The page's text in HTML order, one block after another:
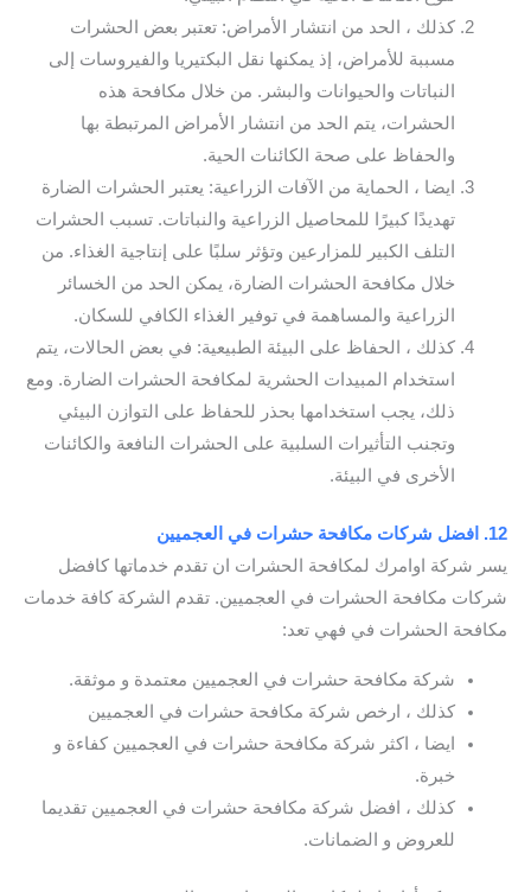
كذلك ، الحد من انتشار الأمراض: تعتبر بعض الحشرات
مسببة للأمراض، إذ يمكنها نقل البكتيريا والفيروسات إلى
النباتات والحيوانات والبشر. من خلال مكافحة هذه
الحشرات، يتم الحد من انتشار الأمراض المرتبطة بها
والحفاظ على صحة الكائنات الحية.
ايضا ، الحماية من الآفات الزراعية: يعتبر الحشرات الضارة
تهديدًا كبيرًا للمحاصيل الزراعية والنباتات. تسبب الحشرات
التلف الكبير للمزارعين وتؤثر سلبًا على إنتاجية الغذاء. من
خلال مكافحة الحشرات الضارة، يمكن الحد من الخسائر
الزراعية والمساهمة في توفير الغذاء الكافي للسكان.
كذلك ، الحفاظ على البيئة الطبيعية: في بعض الحالات، يتم
استخدام المبيدات الحشرية لمكافحة الحشرات الضارة. ومع
ذلك، يجب استخدامها بحذر للحفاظ على التوازن البيئي
وتجنب التأثيرات السلبية على الحشرات النافعة والكائنات
الأخرى في البيئة.
12. افضل شركات مكافحة حشرات في العجميين
يسر شركة اوامرك لمكافحة الحشرات ان تقدم خدماتها كافضل
شركات مكافحة الحشرات في العجميين. تقدم الشركة كافة خدمات
مكافحة الحشرات في فهي تعد:
شركة مكافحة حشرات في العجميين معتمدة و موثقة.
كذلك ، ارخص شركة مكافحة حشرات في العجميين
ايضا ، اكثر شركة مكافحة حشرات في العجميين كفاءة و
خبرة.
كذلك ، افضل شركة مكافحة حشرات في العجميين تقديما
للعروض و الضمانات.